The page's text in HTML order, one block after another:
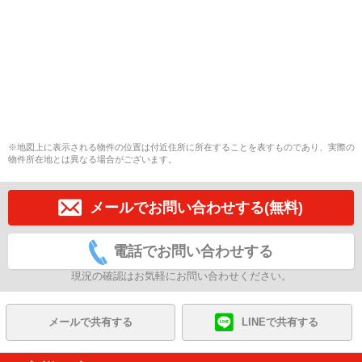
※地図上に表示される物件の位置は付近住所に所在することを表すものであり、実際の
物件所在地とは異なる場合がございます。
メールでお問い合わせする(無料)
電話でお問い合わせする
現況の確認はお気軽にお問い合わせください。
メールで共有する LINEで共有する